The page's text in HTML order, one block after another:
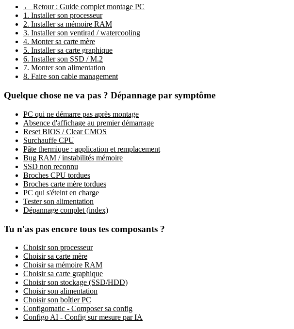
← Retour : Guide complet montage PC
1. Installer son processeur
2. Installer sa mémoire RAM
3. Installer son ventirad / watercooling
4. Monter sa carte mère
5. Installer sa carte graphique
6. Installer son SSD / M.2
7. Monter son alimentation
8. Faire son cable management
Quelque chose ne va pas ? Dépannage par symptôme
PC qui ne démarre pas après montage
Absence d'affichage au premier démarrage
Reset BIOS / Clear CMOS
Surchauffe CPU
Pâte thermique : application et remplacement
Bug RAM / instabilités mémoire
SSD non reconnu
Broches CPU tordues
Broches carte mère tordues
PC qui s'éteint en charge
Tester son alimentation
Dépannage complet (index)
Tu n'as pas encore tous tes composants ?
Choisir son processeur
Choisir sa carte mère
Choisir sa mémoire RAM
Choisir sa carte graphique
Choisir son stockage (SSD/HDD)
Choisir son alimentation
Choisir son boîtier PC
Configomatic - Composer sa config
Configo AI - Config sur mesure par IA